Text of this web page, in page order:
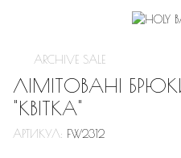
ARCHIVE SALE
ЛІМІТОВАНІ
"КВІТКА"
АРТИКУЛ: FW2312